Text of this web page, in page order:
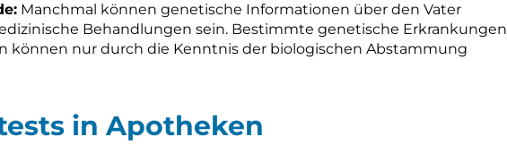
Manchmal können genetische Informationen über den Vater
Behandlungen sein. Bestimmte genetische Erkrankungen
können nur durch die Kenntnis der biologischen Abstammung
in Apotheken